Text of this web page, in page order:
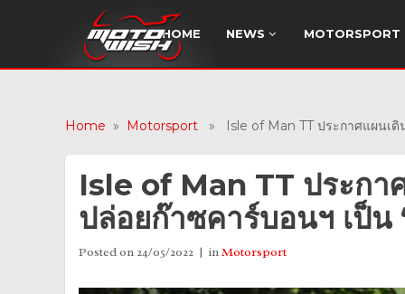
HOME NEWS MOTORSPORT
Home » Motorsport » Isle of Man TT ประกาศแผนเดิ
Isle of Man TT ประกา
ปล่อยก๊าซคาร์บอนฯ เป็น
Posted on 24/05/2022 inMotorsport